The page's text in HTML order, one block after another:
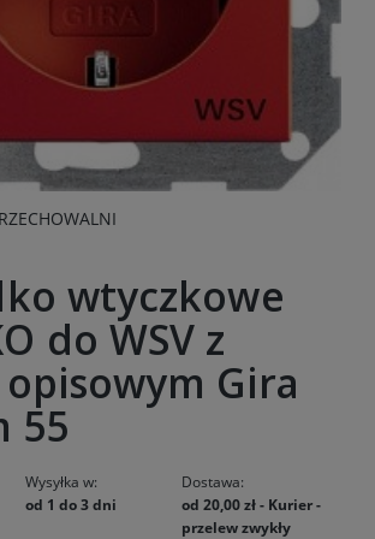
wtyczkowe
do WSV z
Gira
55
Wysyłka w:
od 1 do 3 dni
Dostawa:
od 20,00 zł- Kurier -
przelew zwykły